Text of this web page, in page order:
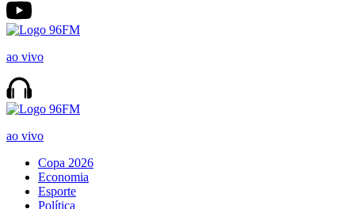
ao vivo
ao vivo
Copa 2026
Economia
Esporte
Política